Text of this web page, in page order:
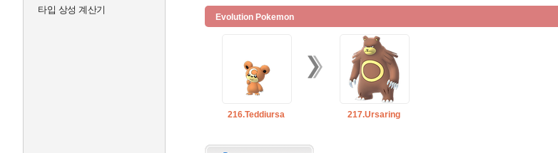
타입 상성 계산기
Evolution Pokemon
216.Teddiursa 217.Ursaring